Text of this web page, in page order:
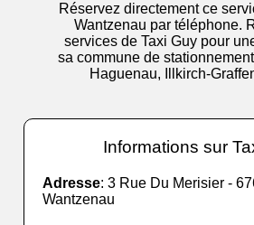
Réservez directement ce
Wantzenau par téléphone.
services de Taxi Guy pour
sa commune de
Haguenau, Illkirch-
Informations sur
Adresse: 3 Rue Du Merisier -
Wantzenau